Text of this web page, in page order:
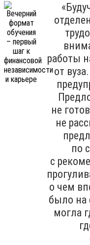
работы
от
не
не
по
с
о чем
было на
могла